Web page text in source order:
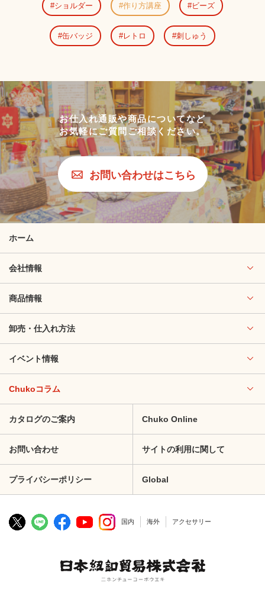
ショルダー 作り方講座 ビーズ
缶バッジ レトロ 刺しゅう
お仕入れ通販や商品についてなど
お気軽にご質問ご相談ください。
お問い合わせはこちら
ホーム
会社情報
商品情報
卸売・仕入れ方法
イベント情報
Chukoコラム
カタログのご案内 Chuko Online
お問い合わせ サイトの利用に関して
プライバシーポリシー Global
国内 海外 アクセサリー